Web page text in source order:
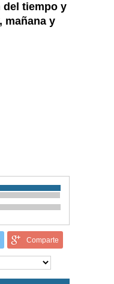
del tiempo y
mañana y
Comparte